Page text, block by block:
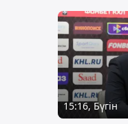
15:16, Бүгін